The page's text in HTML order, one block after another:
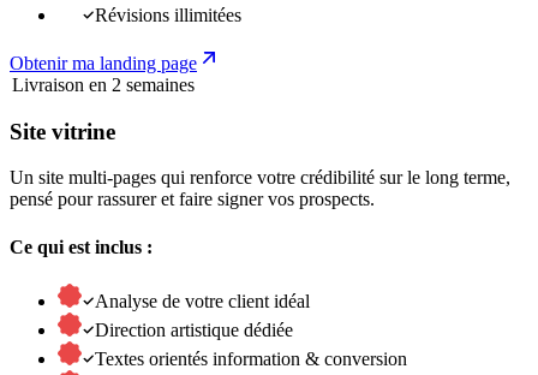
Révisions illimitées
Obtenir ma landing page
Livraison en 2 semaines
Site vitrine
Un site multi-pages qui renforce votre crédibilité sur le long terme,
pensé pour rassurer et faire signer vos prospects.
Ce qui est inclus :
Analyse de votre client idéal
Direction artistique dédiée
Textes orientés information & conversion